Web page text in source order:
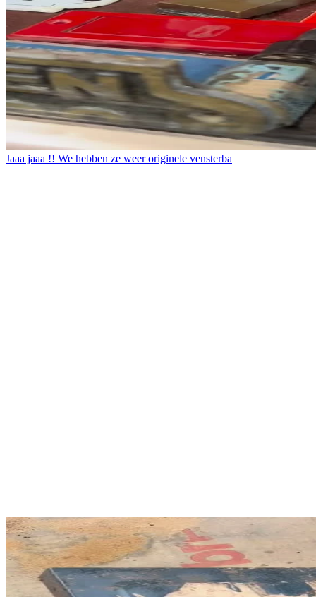
Jaaa jaaa !! We hebben ze weer originele vensterba